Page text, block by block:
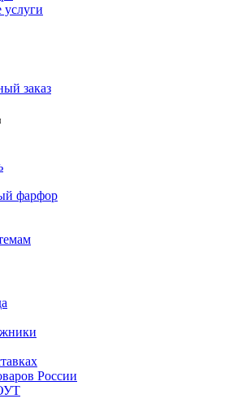
услуги
заказ
фарфор
России